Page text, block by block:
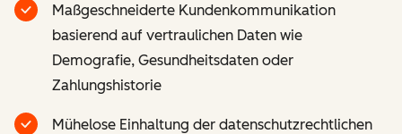
Maßgeschneiderte Kundenkommunikation
basierend auf vertraulichen Daten wie
Demografie, Gesundheitsdaten oder
Zahlungshistorie
Mühelose Einhaltung der datenschutzrechtlichen